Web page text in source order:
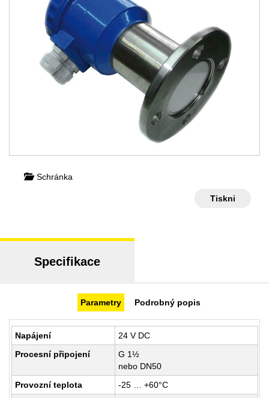
Schránka
Tiskni
Specifikace
Parametry Podrobný popis
Napájení
24 V DC
Procesní připojení
G 1½
nebo DN50
Provozní teplota
-25 … +60°C